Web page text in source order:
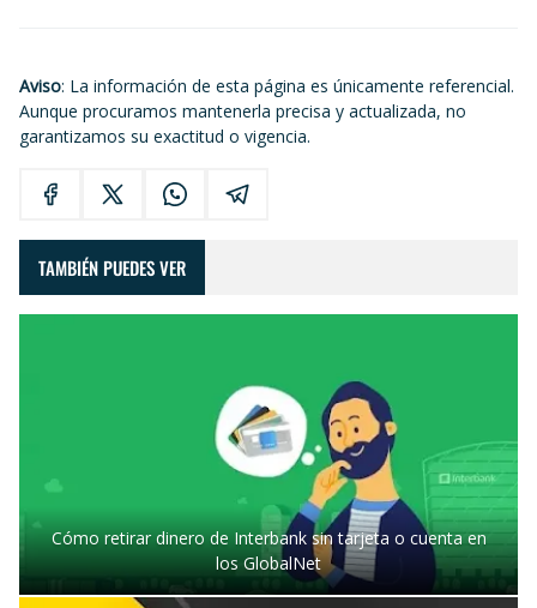
Aviso: La información de esta página es únicamente referencial.
Aunque procuramos mantenerla precisa y actualizada, no
garantizamos su exactitud o vigencia.
TAMBIÉN PUEDES VER
Cómo retirar dinero de Interbank sin tarjeta o cuenta en
los GlobalNet